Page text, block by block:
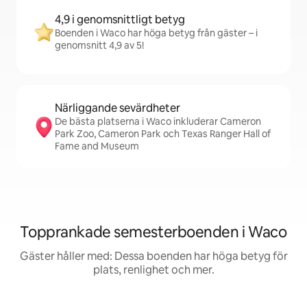
4,9 i genomsnittligt betyg
Boenden i Waco har höga betyg från gäster – i
genomsnitt 4,9 av 5!
Närliggande sevärdheter
De bästa platserna i Waco inkluderar Cameron
Park Zoo, Cameron Park och Texas Ranger Hall of
Fame and Museum
Topprankade semesterboenden i Waco
Gäster håller med: Dessa boenden har höga betyg för
plats, renlighet och mer.